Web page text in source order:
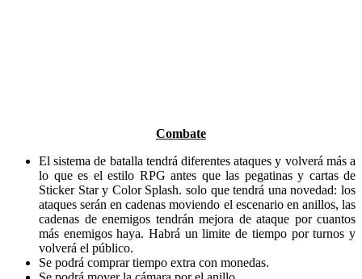
Combate
El sistema de batalla tendrá diferentes ataques y volverá más a
lo que es el estilo RPG antes que las pegatinas y cartas de
Sticker Star y Color Splash. solo que tendrá una novedad: los
ataques serán en cadenas moviendo el escenario en anillos, las
cadenas de enemigos tendrán mejora de ataque por cuantos
más enemigos haya. Habrá un limite de tiempo por turnos y
volverá el público.
Se podrá comprar tiempo extra con monedas.